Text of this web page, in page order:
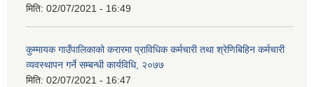
मिति: 02/07/2021 - 16:49
कुम्मायक गाउँपालिकाको करारमा प्राविधिक कर्मचारी तथा श्रेणिबिहिन कर्मचारी
व्यवस्थापन गर्ने सम्बन्धी कार्यविधि, २०७७
मिति: 02/07/2021 - 16:47